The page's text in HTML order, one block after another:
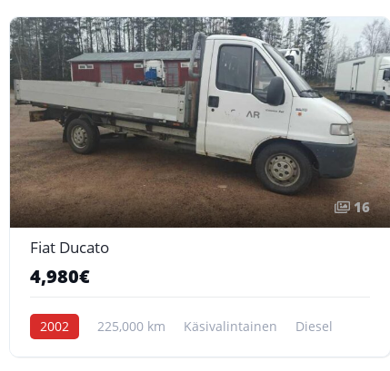
16
Fiat Ducato
4,980€
2002 225,000 km Käsivalintainen Diesel